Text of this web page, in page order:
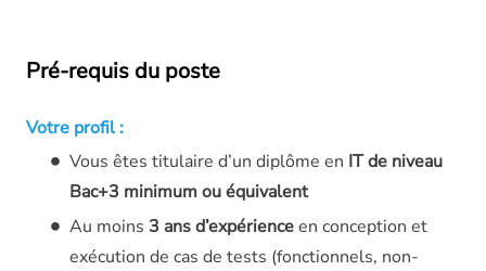
Pré-requis du poste
Votre profil :
Vous êtes titulaire d’un diplôme en IT de niveau
Bac+3 minimum ou équivalent
Au moins 3 ans d’expérienceen conception et
exécution de cas de tests (fonctionnels, non-